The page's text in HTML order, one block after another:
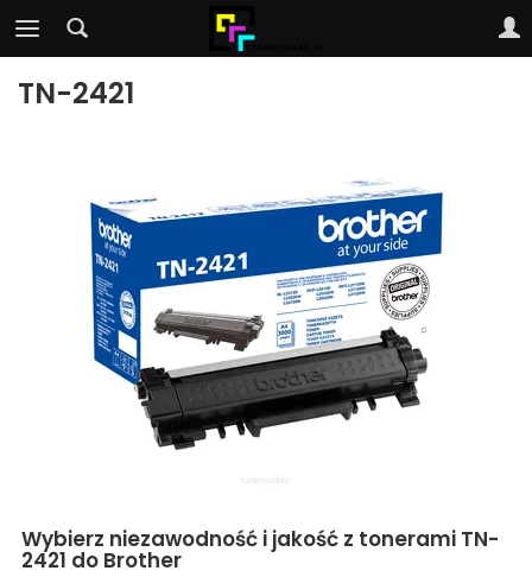
TN-2421
Wybierz niezawodność i jakość z tonerami TN-
2421 do Brother